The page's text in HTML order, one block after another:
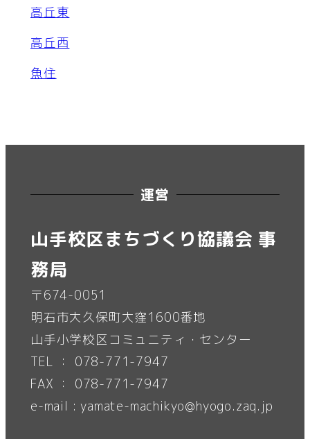
高丘東
高丘西
魚住
運営
山手校区まちづくり協議会 事
務局
〒674-0051
明石市大久保町大窪1600番地
山手小学校区コミュニティ・センター
TEL ： 078-771-7947
FAX ： 078-771-7947
e-mail : yamate-machikyo@hyogo.zaq.jp